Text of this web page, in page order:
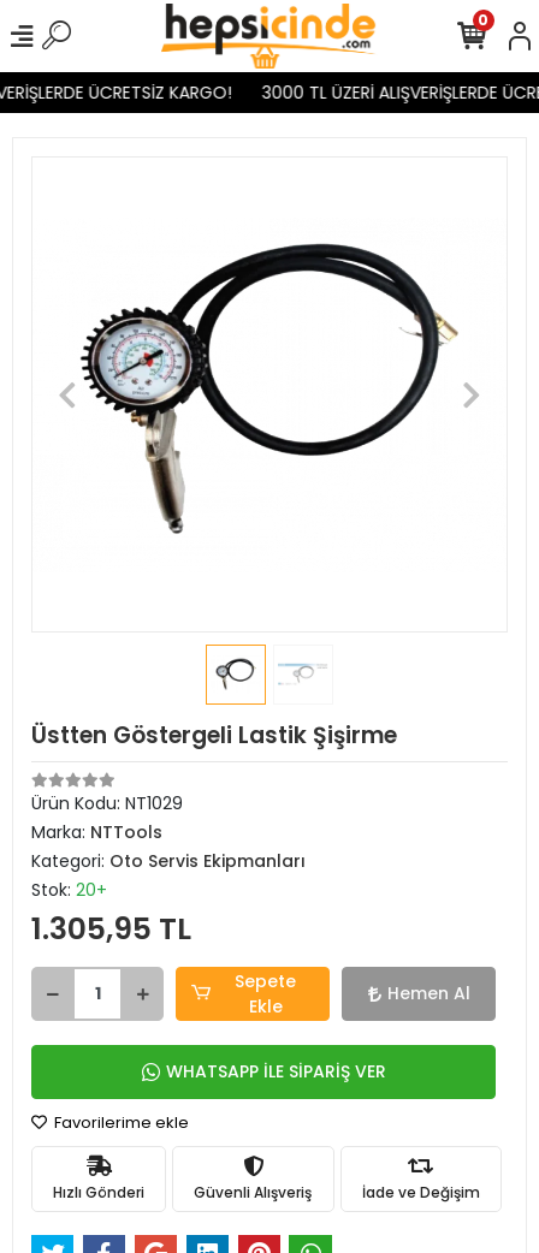
ÜCRETSİZ KARGO! 3000 TL ÜZERİ ALIŞVERİŞLERDE
0
Üstten Göstergeli Lastik Şişirme
Ürün Kodu: NT1029
Marka: NTTools
Kategori: Oto Servis Ekipmanları
Stok: 20+
1.305,95 TL
Sepete
Ekle
Hemen Al
WHATSAPP İLE SİPARİŞ VER
Favorilerime ekle
Hızlı Gönderi Güvenli Alışveriş İade ve Değişim